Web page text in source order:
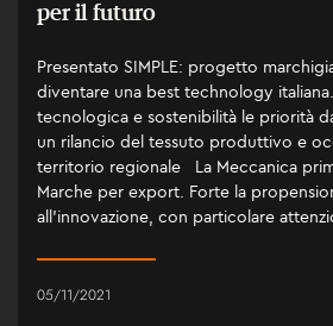
per il futuro
Presentato SIMPLE: progetto
diventare una best technology
tecnologica e sostenibilità le priorità
un rilancio del tessuto produttivo e
territorio regionale La Meccanica
Marche per export. Forte la
all’innovazione, con particolare
05/11/2021